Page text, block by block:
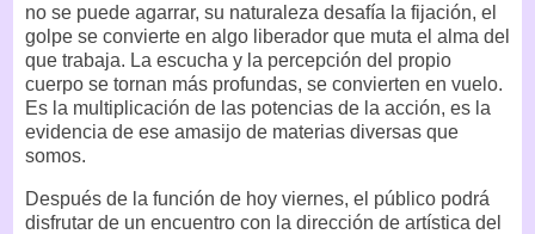
no se puede agarrar, su naturaleza desafía la fijación, el
golpe se convierte en algo liberador que muta el alma del
que trabaja. La escucha y la percepción del propio
cuerpo se tornan más profundas, se convierten en vuelo.
Es la multiplicación de las potencias de la acción, es la
evidencia de ese amasijo de materias diversas que
somos.
Después de la función de hoy viernes, el público podrá
disfrutar de un encuentro con la dirección de artística del